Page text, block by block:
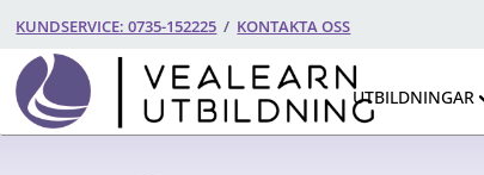
KUNDSERVICE: 0735-152225 / KONTAKTA OSS
UTBILDNINGAR